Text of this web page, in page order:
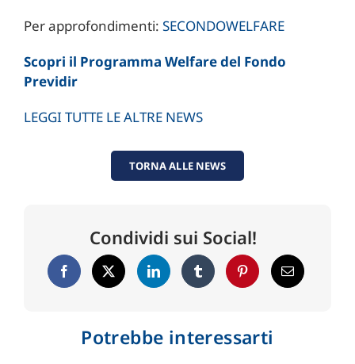
Per approfondimenti: SECONDOWELFARE
Scopri il Programma Welfare del Fondo
Previdir
LEGGI TUTTE LE ALTRE NEWS
TORNA ALLE NEWS
Condividi sui Social!
Potrebbe interessarti